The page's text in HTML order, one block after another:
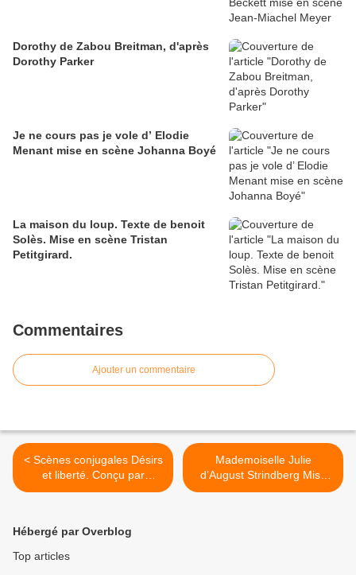
Dorothy de Zabou Breitman, d'après
Dorothy Parker
Je ne cours pas je vole d’ Elodie
Menant mise en scène Johanna Boyé
La maison du loup. Texte de benoit
Solès. Mise en scène Tristan
Petitgirard.
Commentaires
Ajouter un commentaire
< Scènes conjugales Désirs
et liberté. Conçu par
François Pick Mise en
Mademoiselle Julie
d’August Strindberg Mise
en scène : Christophe Lidon
Hébergé par Overblog
Top articles